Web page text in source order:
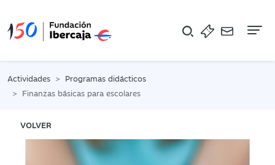
Actividades
Programas didácticos
Finanzas básicas para escolares
VOLVER